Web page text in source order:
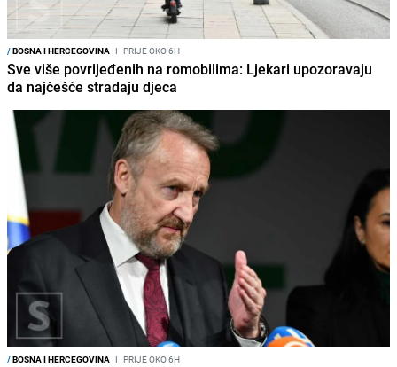
/BOSNA I HERCEGOVINA I PRIJE OKO 6H
Sve više povrijeđenih na romobilima: Ljekari upozoravaju
da najčešće stradaju djeca
/BOSNA I HERCEGOVINA I PRIJE OKO 6H